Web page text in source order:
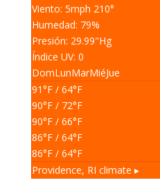
Viento: 5mph 210°
Humedad: 79%
Presión: 29.99"Hg
Índice UV: 0
DomLunMarMiéJue
91°F/ 64°F
90°F/ 72°F
90°F/ 66°F
86°F/ 64°F
86°F/ 64°F
Providence, RI climate ▸